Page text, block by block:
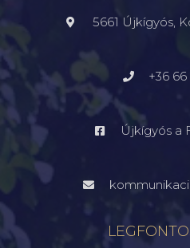
5661 Újkígyós,
+36 66
Újkígyós a